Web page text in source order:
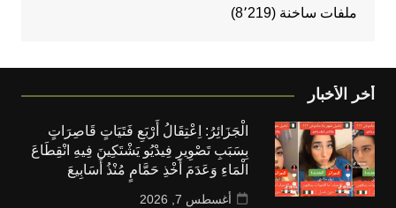
ملفات ساخنة (8٬219)
أخر الأخبار
الْجَزَائِرُ: اِعْتِقَالُ أَرْبَعِ فَتَيَاتٍ قَاصِرَاتٍ
بِسَبَبِ تَصْوِيرِ فِيدْيُو يَشْتَكِينَ فِيهِ انْقِطَاعَ
الْمَاءِ وَعَدَمَ أَخْذِ حَمَّامٍ مُنْذُ أَسَابِيعَ
أغسطس 7, 2026